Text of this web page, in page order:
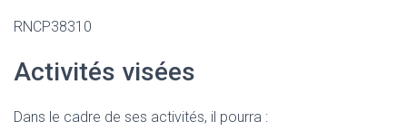
RNCP38310
Activités visées
Dans le cadre de ses activités, il pourra :